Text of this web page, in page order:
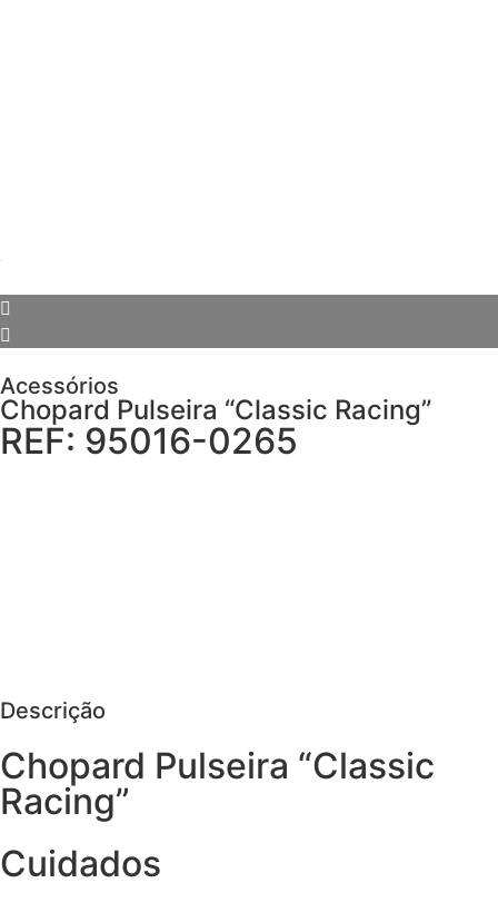
Acessórios
Chopard Pulseira “Classic Racing”
REF: 95016-0265
Descrição
Chopard Pulseira “Classic
Racing”
Cuidados